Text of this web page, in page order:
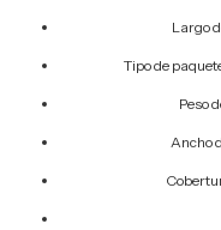
Largo
Tipo de
Peso
Ancho